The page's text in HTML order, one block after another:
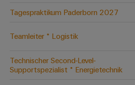
Tagespraktikum Paderborn 2027
Teamleiter * Logistik
Technischer Second-Level-
Supportspezialist * Energietechnik